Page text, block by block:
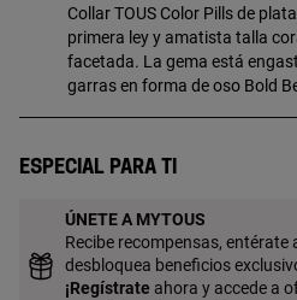
Collar TOUS Color Pills de
primera ley y amatista talla
facetada. La gema está
garras en forma de oso Bold
Especial para ti
ÚNETE A MYTOUS
Recibe recompensas, entérate
desbloquea beneficios
¡Regístrate ahora y accede a